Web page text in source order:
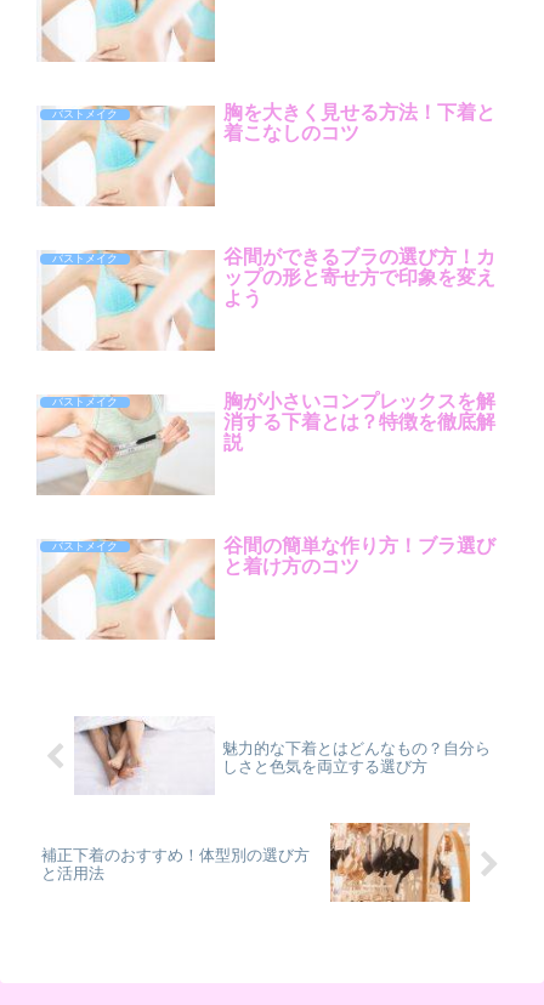
バストメイク
胸を大きく見せる方法！下着と
着こなしのコツ
バストメイク
谷間ができるブラの選び方！カ
ップの形と寄せ方で印象を変え
よう
バストメイク
胸が小さいコンプレックスを解
消する下着とは？特徴を徹底解
説
バストメイク
谷間の簡単な作り方！ブラ選び
と着け方のコツ
魅力的な下着とはどんなもの？自分ら
しさと色気を両立する選び方
補正下着のおすすめ！体型別の選び方
と活用法